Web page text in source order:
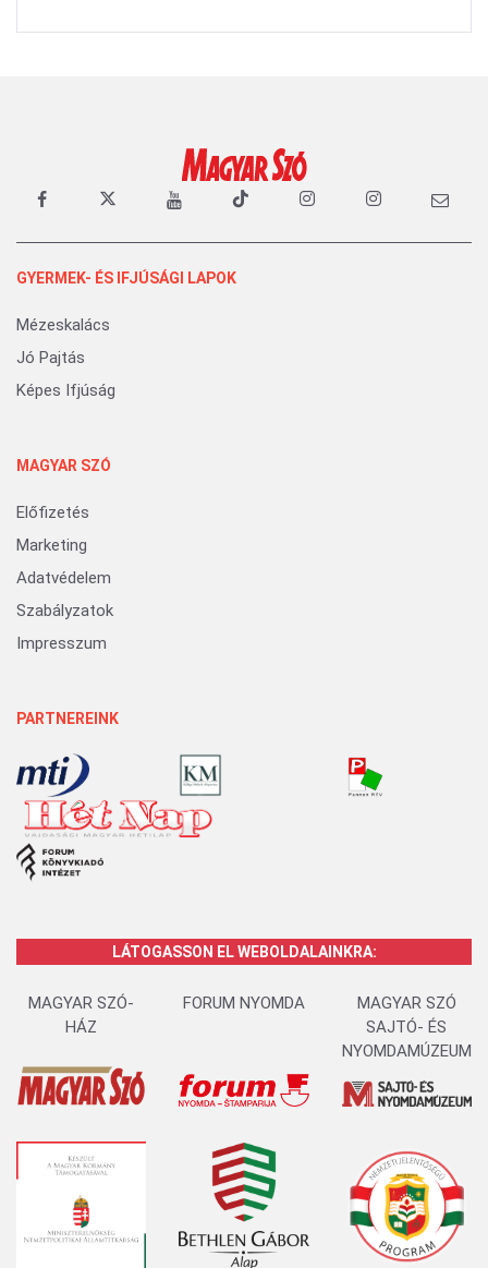
GYERMEK- ÉS IFJÚSÁGI LAPOK
Mézeskalács
Jó Pajtás
Képes Ifjúság
MAGYAR SZÓ
Előfizetés
Marketing
Adatvédelem
Szabályzatok
Impresszum
PARTNEREINK
LÁTOGASSON EL WEBOLDALAINKRA:
MAGYAR SZÓ-
HÁZ
FORUM NYOMDA
MAGYAR SZÓ
SAJTÓ- ÉS
NYOMDAMÚZEUM